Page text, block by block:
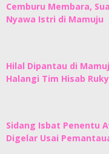
Cemburu Membara,
Nyawa Istri di Mamuju
Hilal Dipantau di
Halangi Tim Hisab
Sidang Isbat Penentu
Digelar Usai